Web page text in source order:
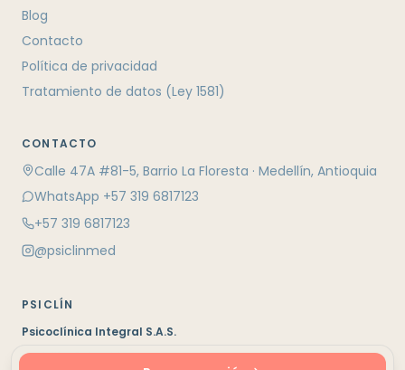
Blog
Contacto
Política de privacidad
Tratamiento de datos (Ley 1581)
CONTACTO
Calle 47A #81-5, Barrio La Floresta · Medellín, Antioquia
WhatsApp +57 319 6817123
+57 319 6817123
@psiclinmed
PSICLÍN
Psicoclínica Integral S.A.S.
Medellín, Colombia